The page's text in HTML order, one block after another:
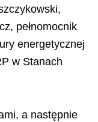
pełnomocnik
energetycznej
w Stanach
a następnie